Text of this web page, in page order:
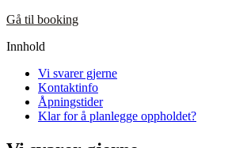
Gå til booking
Innhold
Vi svarer gjerne
Kontaktinfo
Åpningstider
Klar for å planlegge oppholdet?